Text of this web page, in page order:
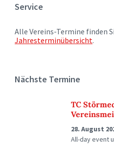
Service
Alle Vereins-Termine finden
Jahresterminübersicht.
Nächste Termine
TC
28. August
All-day event